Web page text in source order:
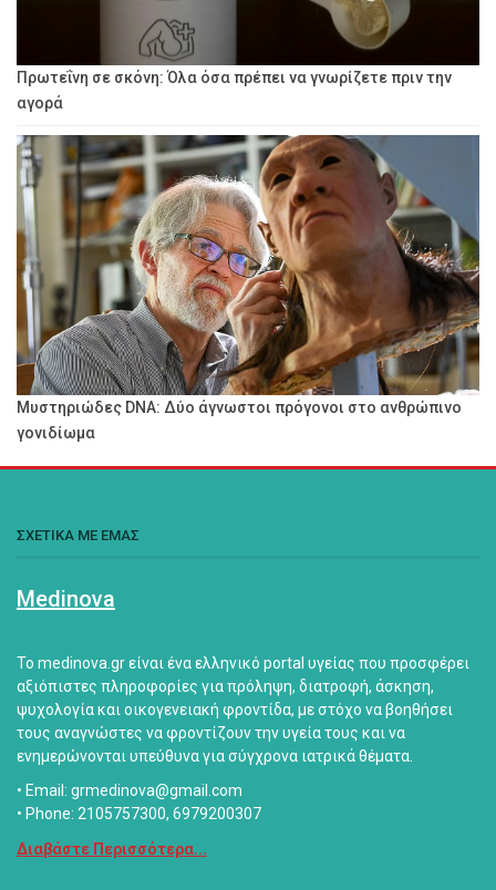
Πρωτεΐνη σε σκόνη: Όλα όσα πρέπει να γνωρίζετε πριν την
αγορά
Μυστηριώδες DNA: Δύο άγνωστοι πρόγονοι στο ανθρώπινο
γονιδίωμα
ΣΧΕΤΙΚΑ ΜΕ ΕΜΑΣ
Medinova
Το medinova.gr είναι ένα ελληνικό portal υγείας που προσφέρει
αξιόπιστες πληροφορίες για πρόληψη, διατροφή, άσκηση,
ψυχολογία και οικογενειακή φροντίδα, με στόχο να βοηθήσει
τους αναγνώστες να φροντίζουν την υγεία τους και να
ενημερώνονται υπεύθυνα για σύγχρονα ιατρικά θέματα.
• Email: grmedinova@gmail.com
• Phone: 2105757300, 6979200307
Διαβάστε Περισσότερα...